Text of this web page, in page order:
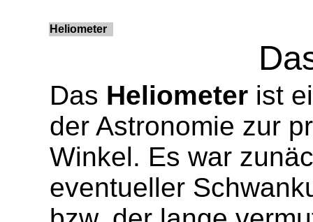
Heliometer
Das Heliometer ist
der Astronomie zur
Winkel. Es war
eventueller